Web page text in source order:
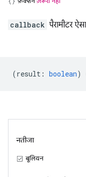
callback पैरामीटर
(result : boolean)
नतीजा
बूलियन